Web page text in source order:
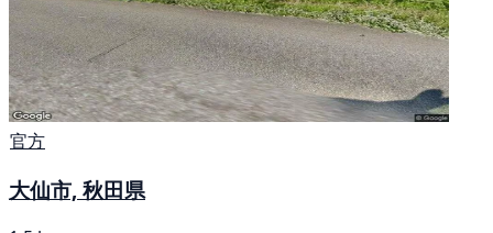
官方
大仙市, 秋田県